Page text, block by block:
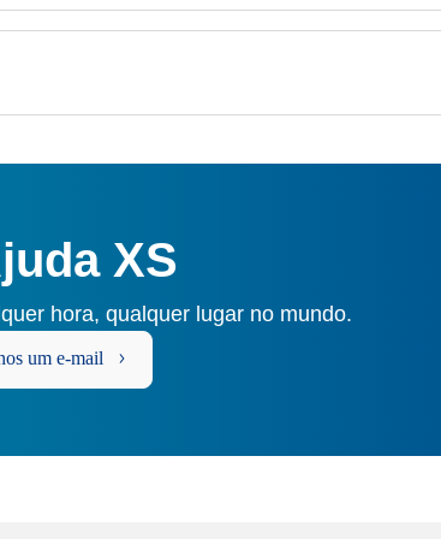
XS
hora, qualquer lugar no mundo.
um e-mail